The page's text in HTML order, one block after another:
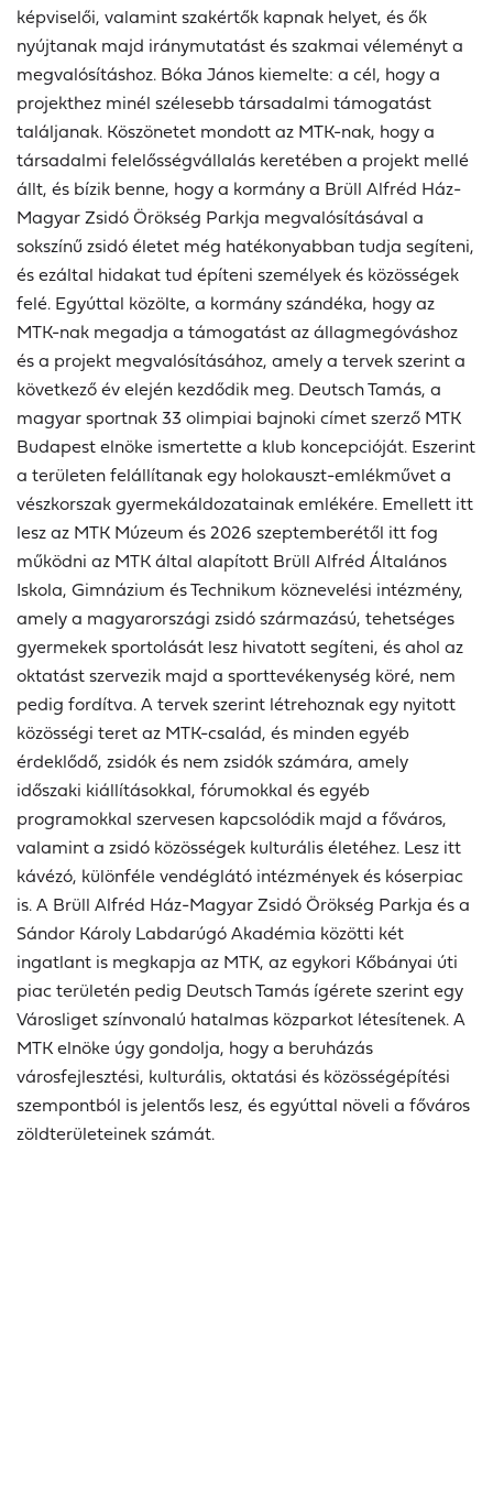
képviselői, valamint szakértők kapnak helyet, és ők
nyújtanak majd iránymutatást és szakmai véleményt a
megvalósításhoz. Bóka János kiemelte: a cél, hogy a
projekthez minél szélesebb társadalmi támogatást
találjanak. Köszönetet mondott az MTK-nak, hogy a
társadalmi felelősségvállalás keretében a projekt mellé
állt, és bízik benne, hogy a kormány a Brüll Alfréd Ház-
Magyar Zsidó Örökség Parkja megvalósításával a
sokszínű zsidó életet még hatékonyabban tudja segíteni,
és ezáltal hidakat tud építeni személyek és közösségek
felé. Egyúttal közölte, a kormány szándéka, hogy az
MTK-nak megadja a támogatást az állagmegóváshoz
és a projekt megvalósításához, amely a tervek szerint a
következő év elején kezdődik meg. Deutsch Tamás, a
magyar sportnak 33 olimpiai bajnoki címet szerző MTK
Budapest elnöke ismertette a klub koncepcióját. Eszerint
a területen felállítanak egy holokauszt-emlékművet a
vészkorszak gyermekáldozatainak emlékére. Emellett itt
lesz az MTK Múzeum és 2026 szeptemberétől itt fog
működni az MTK által alapított Brüll Alfréd Általános
Iskola, Gimnázium és Technikum köznevelési intézmény,
amely a magyarországi zsidó származású, tehetséges
gyermekek sportolását lesz hivatott segíteni, és ahol az
oktatást szervezik majd a sporttevékenység köré, nem
pedig fordítva. A tervek szerint létrehoznak egy nyitott
közösségi teret az MTK-család, és minden egyéb
érdeklődő, zsidók és nem zsidók számára, amely
időszaki kiállításokkal, fórumokkal és egyéb
programokkal szervesen kapcsolódik majd a főváros,
valamint a zsidó közösségek kulturális életéhez. Lesz itt
kávézó, különféle vendéglátó intézmények és kóserpiac
is. A Brüll Alfréd Ház-Magyar Zsidó Örökség Parkja és a
Sándor Károly Labdarúgó Akadémia közötti két
ingatlant is megkapja az MTK, az egykori Kőbányai úti
piac területén pedig Deutsch Tamás ígérete szerint egy
Városliget színvonalú hatalmas közparkot létesítenek. A
MTK elnöke úgy gondolja, hogy a beruházás
városfejlesztési, kulturális, oktatási és közösségépítési
szempontból is jelentős lesz, és egyúttal növeli a főváros
zöldterületeinek számát.